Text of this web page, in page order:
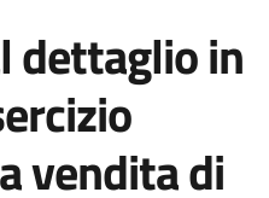
dettaglio in
vendita di